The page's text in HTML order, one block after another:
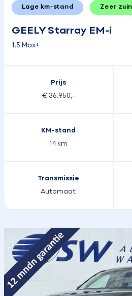
Lage km-stand Zeer
GEELY Starray EM-i
1.5 Max+
Prijs
€ 36.950,-
KM-stand
14 km
Transmissie
Automaat